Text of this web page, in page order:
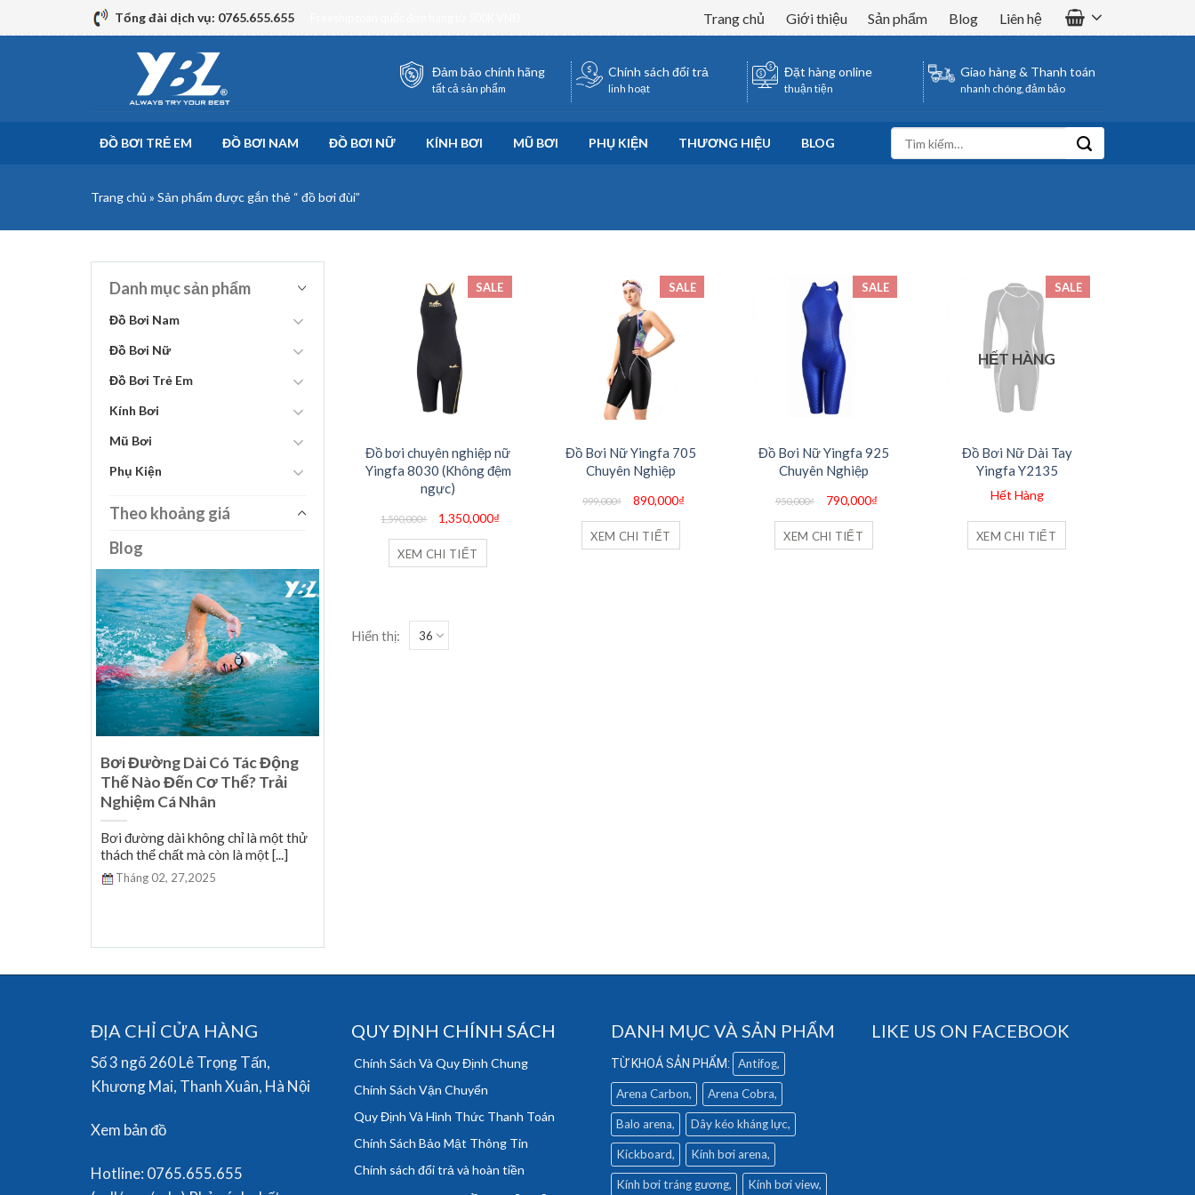
to
Tổng đài dịch vụ: 0765.655.655 Trang chủ Giới thiệu Sản phẩm Blog Liên hệ
Đảm bảo chính hãng
tất cả sản phẩm
Chính sách đổi trả
linh hoạt
Đặt hàng online
thuận tiện
Giao hàng & Thanh toán
nhanh chóng, đảm bảo
ĐỒ BƠI TRẺ EM ĐỒ BƠI NAM ĐỒ BƠI NỮ KÍNH BƠI MŨ BƠI PHỤ KIỆN THƯƠNG HIỆU BLOG
kiếm:
Trang chủ » Sản phẩm được gắn thẻ “ đồ bơi đùi”
Danh mục sản phẩm
Đồ Bơi Nam
Đồ Bơi Nữ
Đồ Bơi Trẻ Em
Kính Bơi
Mũ Bơi
Phụ Kiện
Theo khoảng giá
Blog
Bơi Đường Dài Có Tác Động
Thế Nào Đến Cơ Thể? Trải
Nghiệm Cá Nhân
Bơi đường dài không chỉ là một thử
thách thể chất mà còn là một [...]
Tháng 02, 27,2025
SALE
Đồ bơi chuyên nghiệp nữ
Yingfa 8030 (Không đệm
ngực)
1,590,000₫
Giá
gốc
là:
1,590,000₫.
1,350,000₫
XEM CHI TIẾT
SALE
Đồ Bơi Nữ Yingfa 705
Chuyên Nghiệp
999,000₫
Giá
gốc
là:
999,000₫.
890,000₫Giá
hiện
XEM CHI TIẾT
SALE
Đồ Bơi Nữ Yingfa 925
Chuyên Nghiệp
950,000₫
Giá
gốc
là:
950,000₫.
790,000₫Giá
hiện
XEM CHI TIẾT
SALE
HẾT HÀNG
Đồ Bơi Nữ Dài Tay
Yingfa Y2135
Hết Hàng
XEM CHI TIẾT
Hiển thị:
ĐỊA CHỈ CỬA HÀNG
Số 3 ngõ 260 Lê Trọng Tấn,
Khương Mai, Thanh Xuân, Hà Nội
Xem bản đồ
Hotline: 0765.655.655
QUY ĐỊNH CHÍNH SÁCH
Chính Sách Và Quy Định Chung
Chính Sách Vận Chuyển
Quy Định Và Hình Thức Thanh Toán
Chính Sách Bảo Mật Thông Tin
Chính sách đổi trả và hoàn tiền
DANH MỤC VÀ SẢN PHẨM
Antifog
Arena Carbon Arena Cobra
Balo arena Dây kéo kháng lực
Kickboard Kính bơi arena
Kính bơi tráng gương Kính bơi view
LIKE US ON FACEBOOK